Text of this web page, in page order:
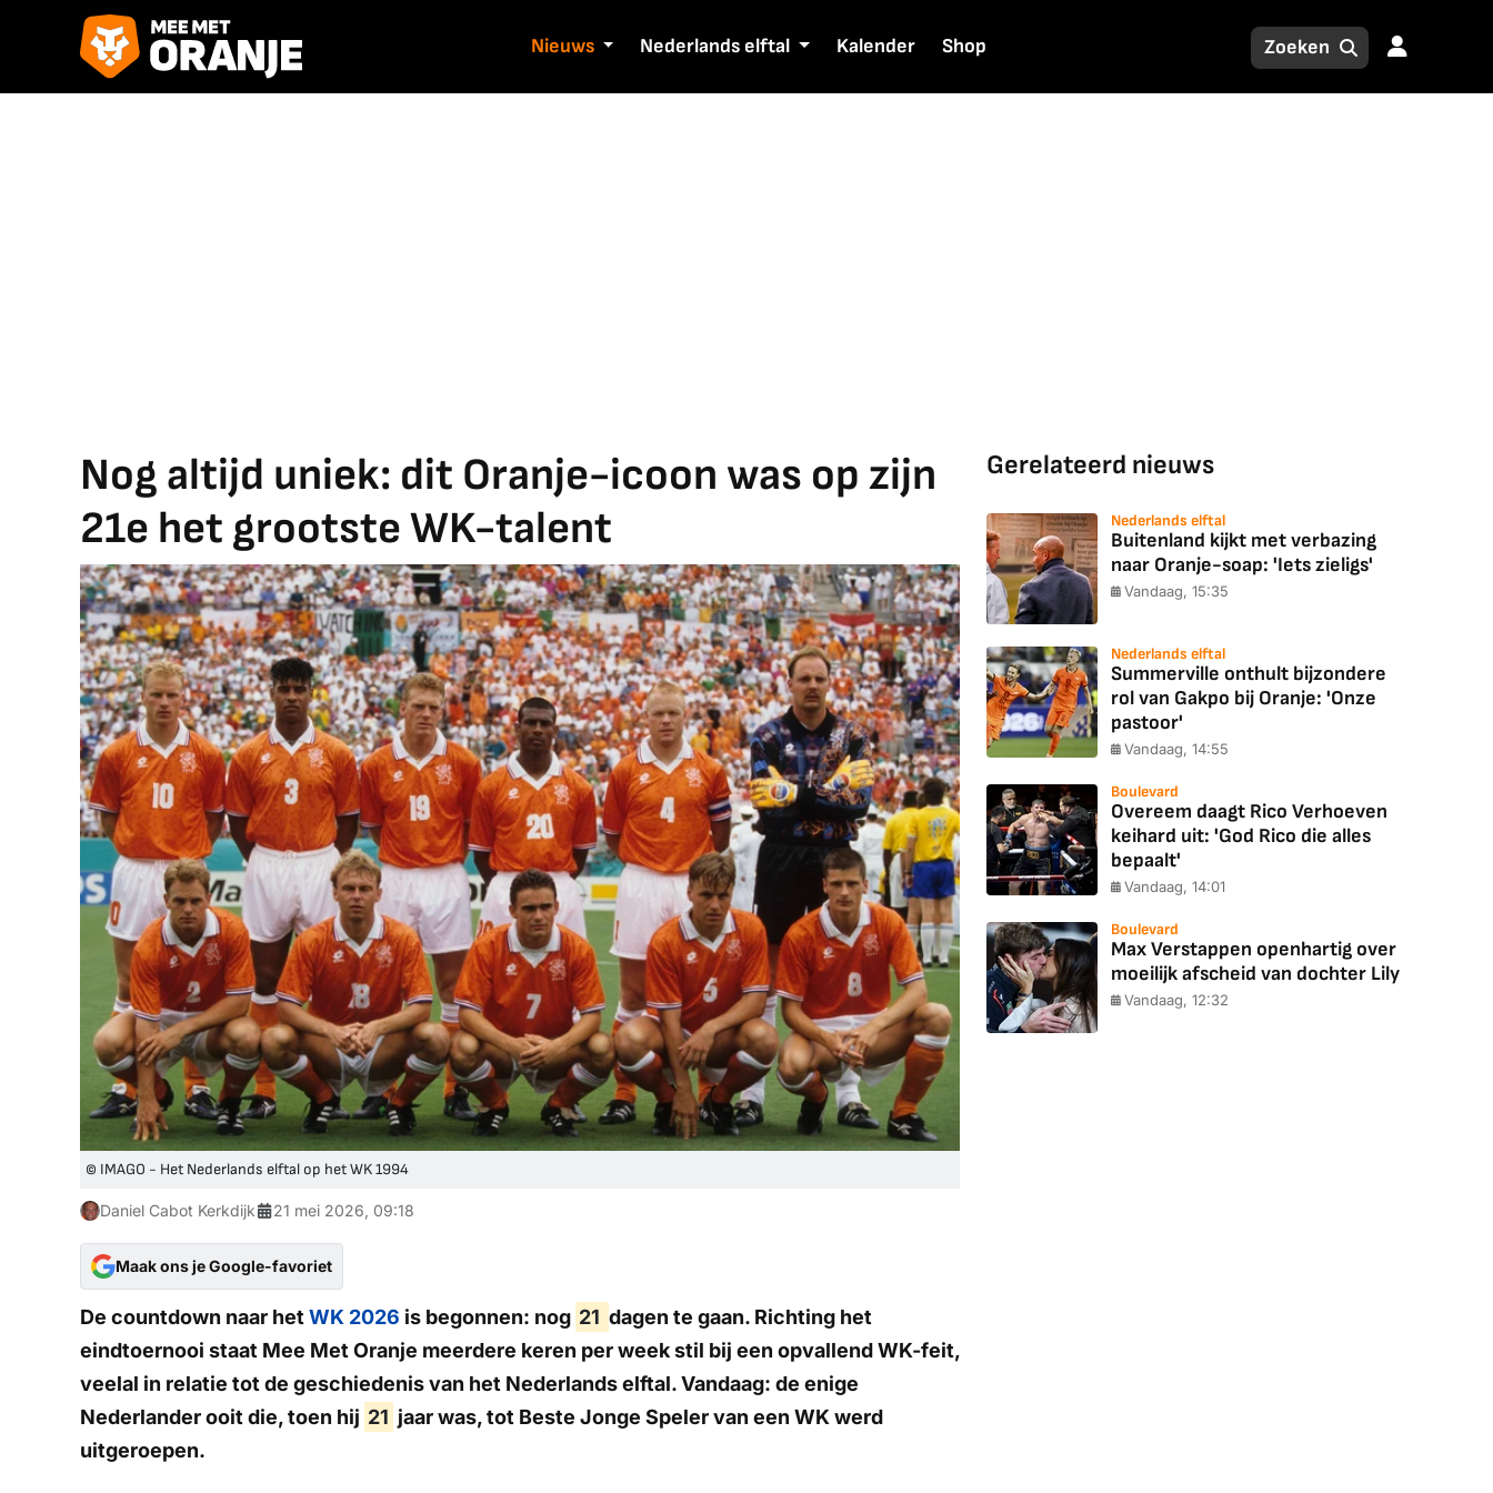
Nieuws Nederlands elftal Kalender Shop
Nog altijd uniek: dit Oranje-icoon was op zijn
21e het grootste WK-talent
© IMAGO - Het Nederlands elftal op het WK 1994
Daniel Cabot Kerkdijk 21 mei 2026, 09:18
Maak ons je Google-favoriet
De countdown naar het WK 2026 is begonnen: nog 21 dagen te gaan. Richting het
eindtoernooi staat Mee Met Oranje meerdere keren per week stil bij een opvallend WK-feit,
veelal in relatie tot de geschiedenis van het Nederlands elftal. Vandaag: de enige
Nederlander ooit die, toen hij 21 jaar was, tot Beste Jonge Speler van een WK werd
uitgeroepen.
Gerelateerd nieuws
Nederlands elftal
Buitenland kijkt met verbazing
naar Oranje-soap: 'Iets zieligs'
Vandaag, 15:35
Nederlands elftal
Summerville onthult bijzondere
rol van Gakpo bij Oranje: 'Onze
pastoor'
Vandaag, 14:55
Boulevard
Overeem daagt Rico Verhoeven
keihard uit: 'God Rico die alles
bepaalt'
Vandaag, 14:01
Boulevard
Max Verstappen openhartig over
moeilijk afscheid van dochter Lily
Vandaag, 12:32